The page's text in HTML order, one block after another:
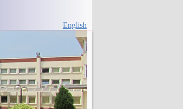
English